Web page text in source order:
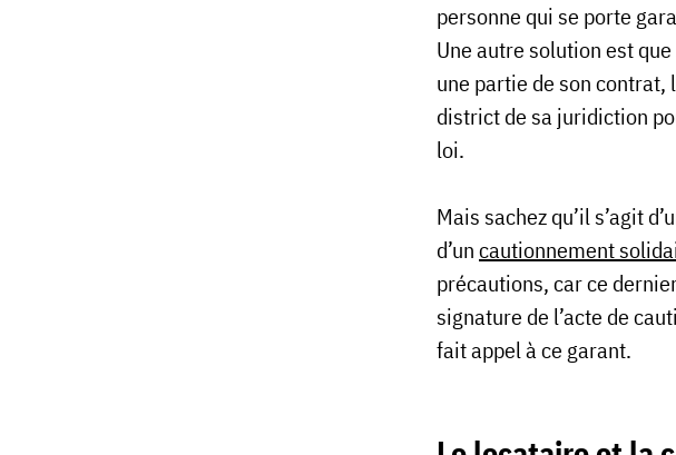
personne qui se porte
Une autre solution est
une partie de son contrat,
district de sa juridiction
loi.
Mais sachez qu’il s’agit
d’uncautionnement
précautions, car ce
signature de l’acte de
fait appel à ce garant.